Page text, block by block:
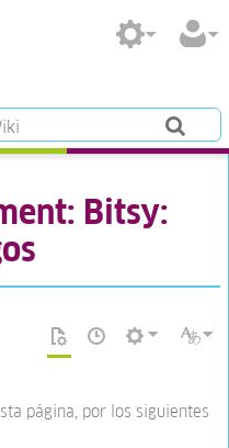
Bitsy:
página, por los siguientes